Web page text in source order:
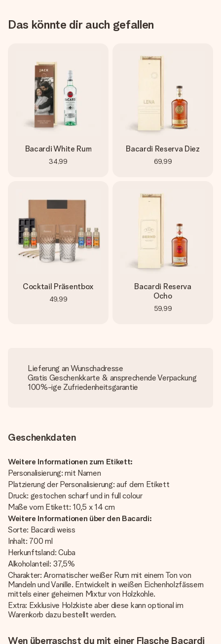
Das könnte dir auch gefallen
Bacardi White Rum
34,99
Bacardi Reserva Diez
69,99
Cocktail Präsentbox
49,99
Bacardi Reserva
Ocho
59,99
Lieferung an Wunschadresse
Gratis Geschenkkarte & ansprechende Verpackung
100%-ige Zufriedenheitsgarantie
Geschenkdaten
Weitere Informationen zum Etikett:
Personalisierung: mit Namen
Platzierung der Personalisierung: auf dem Etikett
Druck: gestochen scharf und in full colour
Maße vom Etikett: 10,5 x 14 cm
Weitere Informationen über den Bacardi:
Sorte: Bacardi weiss
Inhalt: 700 ml
Herkunftsland: Cuba
Alkoholanteil: 37,5%
Charakter: Aromatischer weißer Rum mit einem Ton von
Mandeln und Vanille. Entwickelt in weißen Eichenholzfässern
mittels einer geheimen Mixtur von Holzkohle.
Extra: Exklusive Holzkiste aber diese kann optional im
Warenkorb dazu bestellt werden.
Wen überraschst du mit einer Flasche Bacardi